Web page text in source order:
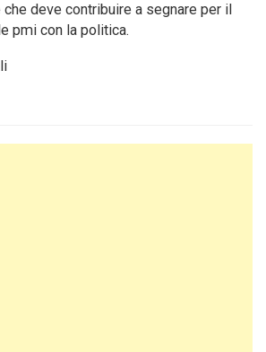
deve contribuire a segnare per il
pmi con la politica.